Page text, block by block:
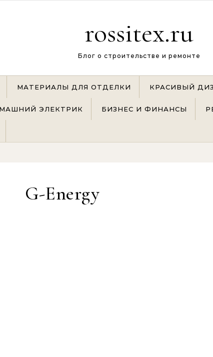
rossitex.ru
Блог о строительстве и ремонте
МАТЕРИАЛЫ ДЛЯ ОТДЕЛКИ КРАСИВЫЙ
ЭЛЕКТРИК БИЗНЕС И ФИНАНСЫ
G-Energy